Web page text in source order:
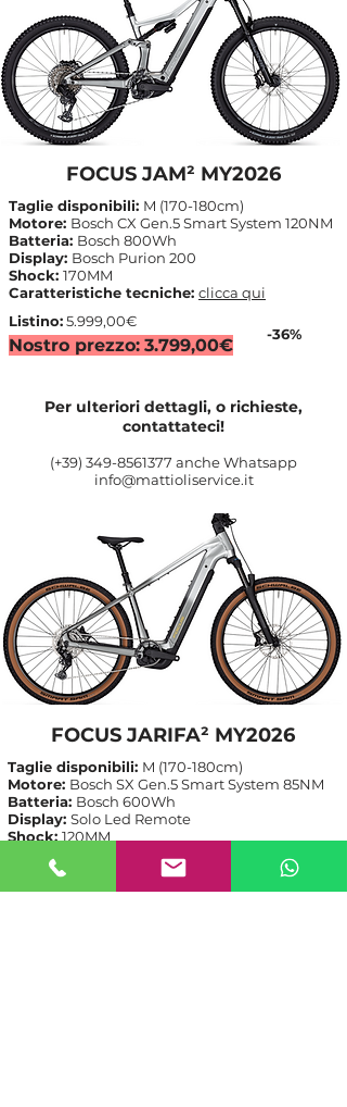
FOCUS JAM² MY2026
Taglie disponibili: M (170-180cm)
Motore: Bosch CX Gen.5 Smart System 120NM
Batteria: Bosch 800Wh
Display: Bosch Purion 200
Shock: 170MM
Caratteristiche tecniche: clicca qui
Listino:5.999,00€
-36%
Nostro prezzo: 3.799,00€
Per ulteriori dettagli, o richieste,
contattateci!
(+39) 349-8561377 anche Whatsapp
info@mattioliservice.it
Taglie disponibili: M (170-180cm)
Motore: Bosch SX Gen.5 Smart System 85NM
Batteria: Bosch 600Wh
Display: Solo Led Remote
Shock: 120MM
FOCUS JARIFA² MY2026
Listino:2.999,00€
-30%